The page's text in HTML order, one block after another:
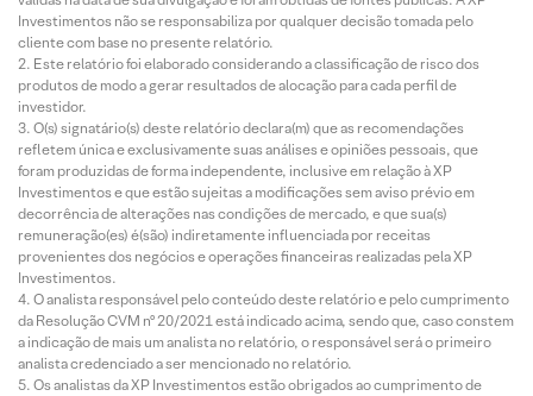
Investimentos não se responsabiliza por qualquer decisão tomada pelo
cliente com base no presente relatório.
Este relatório foi elaborado considerando a classificação de risco dos
produtos de modo a gerar resultados de alocação para cada perfil de
investidor.
O(s) signatário(s) deste relatório declara(m) que as recomendações
refletem única e exclusivamente suas análises e opiniões pessoais, que
foram produzidas de forma independente, inclusive em relação à XP
Investimentos e que estão sujeitas a modificações sem aviso prévio em
decorrência de alterações nas condições de mercado, e que sua(s)
remuneração(es) é(são) indiretamente influenciada por receitas
provenientes dos negócios e operações financeiras realizadas pela XP
Investimentos.
O analista responsável pelo conteúdo deste relatório e pelo cumprimento
da Resolução CVM nº 20/2021 está indicado acima, sendo que, caso constem
a indicação de mais um analista no relatório, o responsável será o primeiro
analista credenciado a ser mencionado no relatório.
Os analistas da XP Investimentos estão obrigados ao cumprimento de